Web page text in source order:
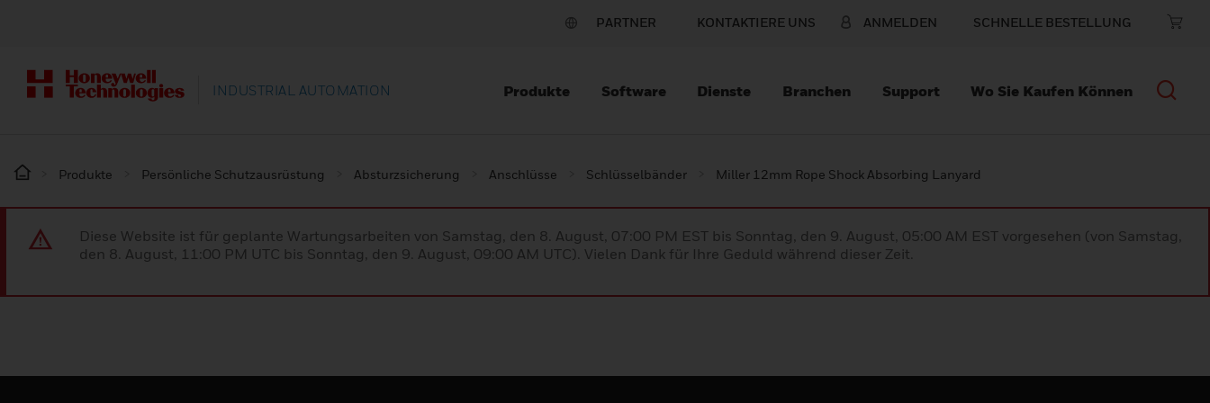
PARTNER KONTAKTIERE UNS ANMELDEN SCHNELLE BESTELLUNG
INDUSTRIAL AUTOMATION Produkte Software Dienste Branchen Support Wo Sie Kaufen Können
Produkte Persönliche Schutzausrüstung Absturzsicherung Anschlüsse Schlüsselbänder Miller 12mm Rope Shock Absorbing Lanyard
Diese Website ist für geplante Wartungsarbeiten von Samstag, den 8. August, 07:00 PM EST bis Sonntag, den 9. August, 05:00 AM EST vorgesehen (von Samstag,
den 8. August, 11:00 PM UTC bis Sonntag, den 9. August, 09:00 AM UTC). Vielen Dank für Ihre Geduld während dieser Zeit.